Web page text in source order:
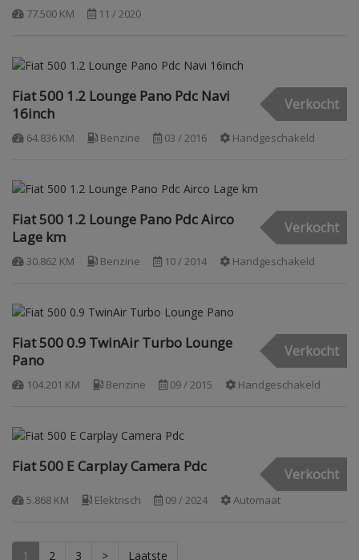
77.500 KM 11 / 2020
Fiat 500 1.2 Lounge Pano Pdc Navi
16inch
Verkocht
64.836 KM Benzine 03 / 2016 Handgeschakeld
Fiat 500 1.2 Lounge Pano Pdc Airco
Lage km
Verkocht
30.862 KM Benzine 10 / 2014 Handgeschakeld
Fiat 500 0.9 TwinAir Turbo Lounge
Pano
Verkocht
104.201 KM Benzine 09 / 2015 Handgeschakeld
Fiat 500 E Carplay Camera Pdc Verkocht
5.868 KM Elektrisch 09 / 2024 Automaat
1 2 3 > Laatste